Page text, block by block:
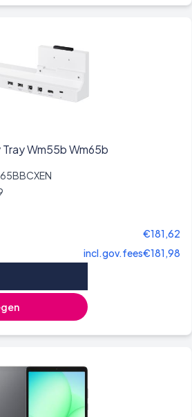
Wm55b Wm65b
€181,62
incl.gov.fees€181,98